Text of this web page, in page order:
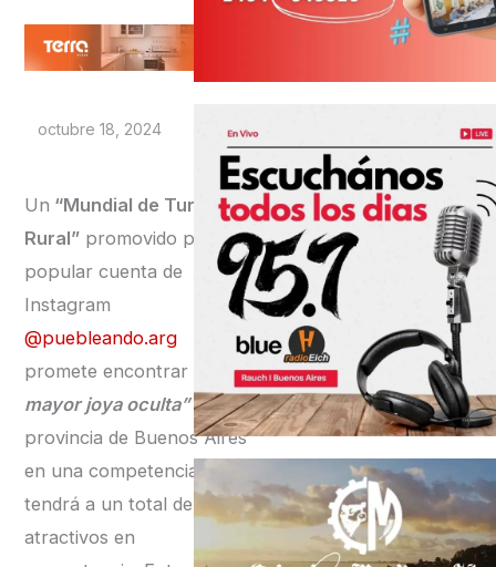
octubre 18, 2024
Un “Mundial de Turismo
Rural” promovido por la
popular cuenta de
Instagram
@puebleando.arg
promete encontrar
mayor joya oculta”de la
provincia de Buenos Aires
en una competencia que
tendrá a un total de 64
atractivos en